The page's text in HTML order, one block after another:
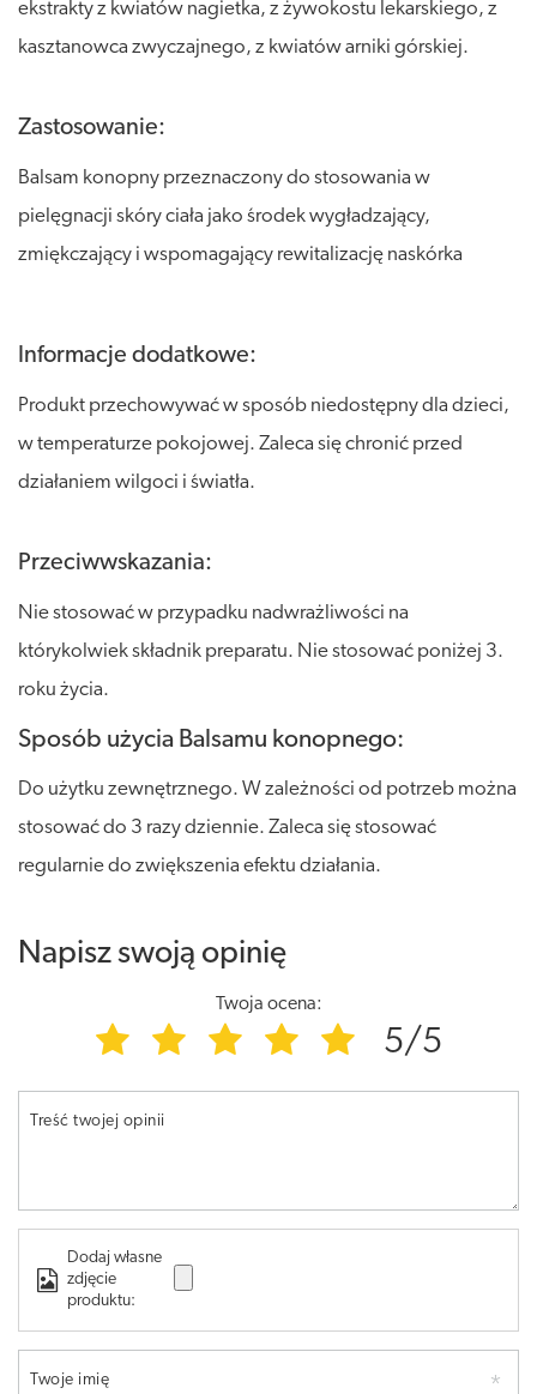
ekstrakty z kwiatów nagietka, z żywokostu lekarskiego, z
kasztanowca zwyczajnego, z kwiatów arniki górskiej.
Zastosowanie:
Balsam konopny przeznaczony do stosowania w
pielęgnacji skóry ciała jako środek wygładzający,
zmiękczający i wspomagający rewitalizację naskórka
Informacje dodatkowe:
Produkt przechowywać w sposób niedostępny dla dzieci,
w temperaturze pokojowej. Zaleca się chronić przed
działaniem wilgoci i światła.
Przeciwwskazania:
Nie stosować w przypadku nadwrażliwości na
którykolwiek składnik preparatu. Nie stosować poniżej 3.
roku życia.
Sposób użycia Balsamu konopnego:
Do użytku zewnętrznego. W zależności od potrzeb można
stosować do 3 razy dziennie. Zaleca się stosować
regularnie do zwiększenia efektu działania.
Napisz swoją opinię
Twoja ocena:
5/5
Treść twojej opinii
Dodaj własne
zdjęcie
produktu:
Twoje imię